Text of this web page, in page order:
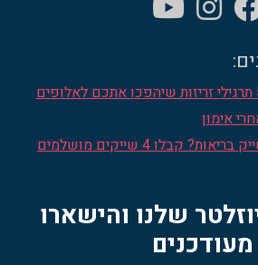
אימון
מחפשים מתכון לשייק בריאות? קבלו 4 שייקים מושלמים
שלנו והישארו
מעודכנים